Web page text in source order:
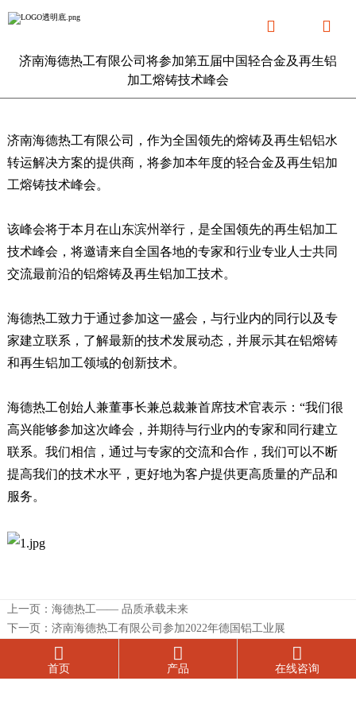
 
济南海德热工有限公司将参加第五届中国轻合金及再生铝
加工熔铸技术峰会
济南海德热工有限公司，作为全国领先的熔铸及再生铝铝水
转运解决方案的提供商，将参加本年度的轻合金及再生铝加
工熔铸技术峰会。
该峰会将于本月在山东滨州举行，是全国领先的再生铝加工
技术峰会，将邀请来自全国各地的专家和行业专业人士共同
交流最前沿的铝熔铸及再生铝加工技术。
海德热工致力于通过参加这一盛会，与行业内的同行以及专
家建立联系，了解最新的技术发展动态，并展示其在铝熔铸
和再生铝加工领域的创新技术。
海德热工创始人兼董事长兼总裁兼首席技术官表示：“我们很
高兴能够参加这次峰会，并期待与行业内的专家和同行建立
联系。我们相信，通过与专家的交流和合作，我们可以不断
提高我们的技术水平，更好地为客户提供更高质量的产品和
服务。
上一页： 海德热工—— 品质承载未来
下一页： 济南海德热工有限公司参加2022年德国铝工业展

首页

产品

在线咨询